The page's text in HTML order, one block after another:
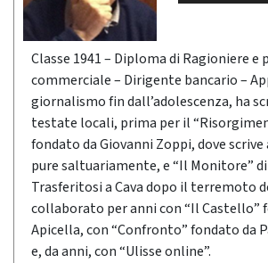
Classe 1941 – Diploma di Ragioniere e
commerciale – Dirigente bancario –
giornalismo fin dall’adolescenza, ha
testate locali, prima per il
fondato da Giovanni Zoppi, dove
pure saltuariamente, e “Il Monitore”
Trasferitosi a Cava dopo il terremoto
collaborato per anni con “Il Castello”
Apicella, con “Confronto” fondato da
e, da anni, con “Ulisse online”.